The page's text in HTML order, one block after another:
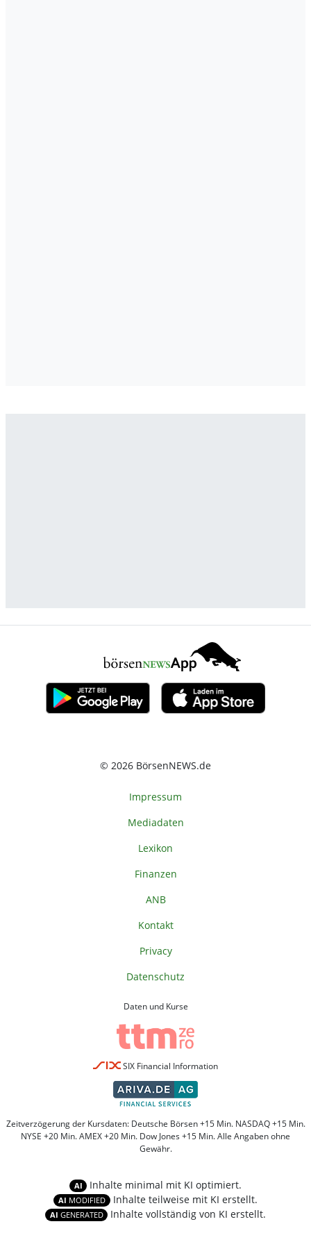
© 2026 BörsenNEWS.de
Impressum
Mediadaten
Lexikon
Finanzen
ANB
Kontakt
Privacy
Datenschutz
Daten und Kurse
SIX Financial Information
Zeitverzögerung der Kursdaten: Deutsche Börsen +15 Min. NASDAQ +15 Min.
NYSE +20 Min. AMEX +20 Min. Dow Jones +15 Min. Alle Angaben ohne
Gewähr.
AI Inhalte minimal mit KI optimiert.
AI MODIFIED Inhalte teilweise mit KI erstellt.
AI GENERATED Inhalte vollständig von KI erstellt.